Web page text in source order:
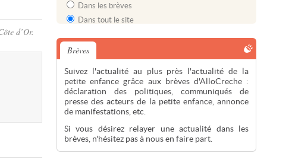
d’Or.
Dans les brèves
Dans tout le site
Brèves
Suivez l'actualité au plus près l'actualité de la
petite enfance grâce aux brèves d'AlloCreche :
déclaration des politiques, communiqués de
presse des acteurs de la petite enfance, annonce
de manifestations, etc.
Si vous désirez relayer une actualité dans les
brèves, n'hésitez pas à nous en faire part.